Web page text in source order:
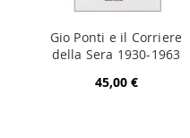
Gio Ponti e il Corriere
della Sera 1930-1963
45,00 €